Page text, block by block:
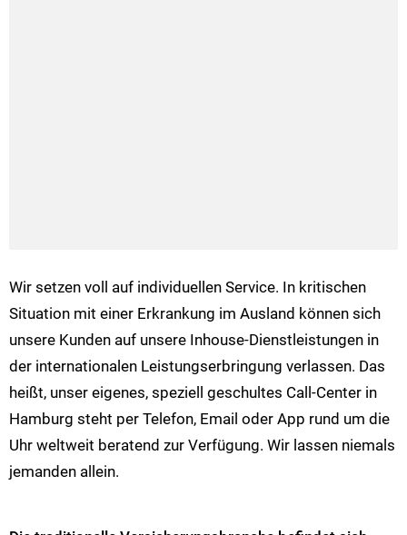
Wir setzen voll auf individuellen Service. In kritischen
Situation mit einer Erkrankung im Ausland können sich
unsere Kunden auf unsere Inhouse-Dienstleistungen in
der internationalen Leistungserbringung verlassen. Das
heißt, unser eigenes, speziell geschultes Call-Center in
Hamburg steht per Telefon, Email oder App rund um die
Uhr weltweit beratend zur Verfügung. Wir lassen niemals
jemanden allein.